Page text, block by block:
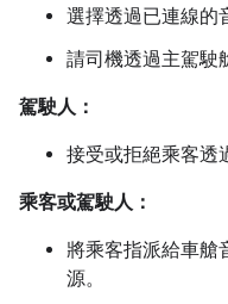
選擇透過已連線的
請司機透過主駕駛
駕駛人：
接受或拒絕乘客透
乘客或駕駛人：
將乘客指派給車艙
源。